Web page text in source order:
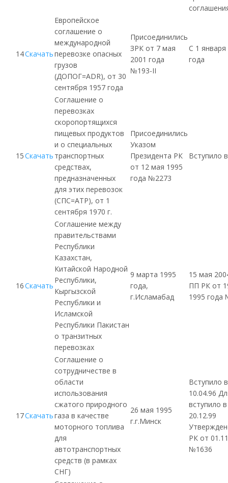
14Скачать
Европейское
соглашение о
международной
перевозке опасных
грузов
(ДОПОГ=ADR), от 30
сентября 1957 года
Присоединились
ЗРК от 7 мая
2001 года
№193-II
С 1 января
года
15Скачать
Соглашение о
перевозках
скоропортящихся
пищевых продуктов
и о специальных
транспортных
средствах,
предназначенных
для этих перевозок
(СПС=ATP), от 1
сентября 1970 г.
Присоединились
Указом
Президента РК
от 12 мая 1995
года №2273
Вступило
16Скачать
Соглашение между
правительствами
Республики
Казахстан,
Китайской Народной
Республики,
Кыргызской
Республики и
Исламской
Республики Пакистан
о транзитных
перевозках
9 марта 1995
года,
г.Исламабад
15 мая
ПП РК от
1995 года
17Скачать
Соглашение о
сотрудничестве в
области
использования
сжатого природного
газа в качестве
моторного топлива
для
автотранспортных
средств (в рамках
СНГ)
26 мая 1995
г.г.Минск
Вступило
10.04.96
вступило
20.12.99
РК от
№1636